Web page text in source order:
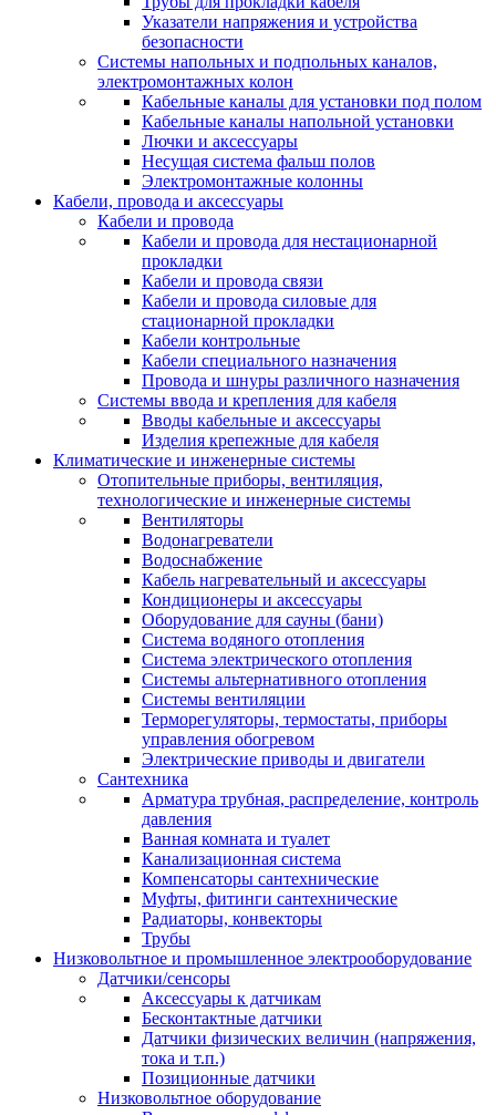
Указатели напряжения и устройства
безопасности
Системы напольных и подпольных каналов,
электромонтажных колон
Кабельные каналы для установки под полом
Кабельные каналы напольной установки
Лючки и аксессуары
Несущая система фальш полов
Электромонтажные колонны
Кабели, провода и аксессуары
Кабели и провода
Кабели и провода для нестационарной
прокладки
Кабели и провода связи
Кабели и провода силовые для
стационарной прокладки
Кабели контрольные
Кабели специального назначения
Провода и шнуры различного назначения
Системы ввода и крепления для кабеля
Вводы кабельные и аксессуары
Изделия крепежные для кабеля
Климатические и инженерные системы
Отопительные приборы, вентиляция,
технологические и инженерные системы
Вентиляторы
Водонагреватели
Водоснабжение
Кабель нагревательный и аксессуары
Кондиционеры и аксессуары
Оборудование для сауны (бани)
Система водяного отопления
Система электрического отопления
Системы альтернативного отопления
Системы вентиляции
Терморегуляторы, термостаты, приборы
управления обогревом
Электрические приводы и двигатели
Сантехника
Арматура трубная, распределение, контроль
давления
Ванная комната и туалет
Канализационная система
Компенсаторы сантехнические
Муфты, фитинги сантехнические
Радиаторы, конвекторы
Трубы
Низковольтное и промышленное электрооборудование
Датчики/сенсоры
Аксессуары к датчикам
Бесконтактные датчики
Датчики физических величин (напряжения,
тока и т.п.)
Позиционные датчики
Низковольтное оборудование